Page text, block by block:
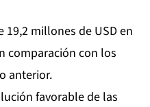
millones de USD en
comparación con los
anterior.
favorable de las